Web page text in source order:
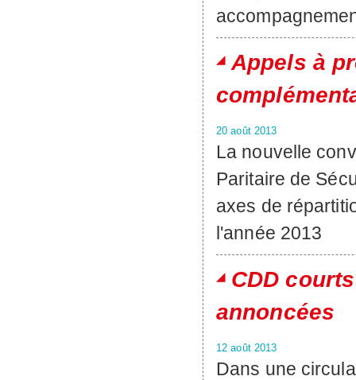
Appels à
20 août 2013
La nouvelle
Paritaire de
axes de
l'année 2013
CDD
annoncées
12 août 2013
Dans une